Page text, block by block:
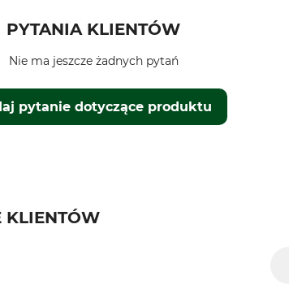
PYTANIA KLIENTÓW
pytanie dotyczące produktu
Nie ma jeszcze żadnych pytań
KLIENTÓW